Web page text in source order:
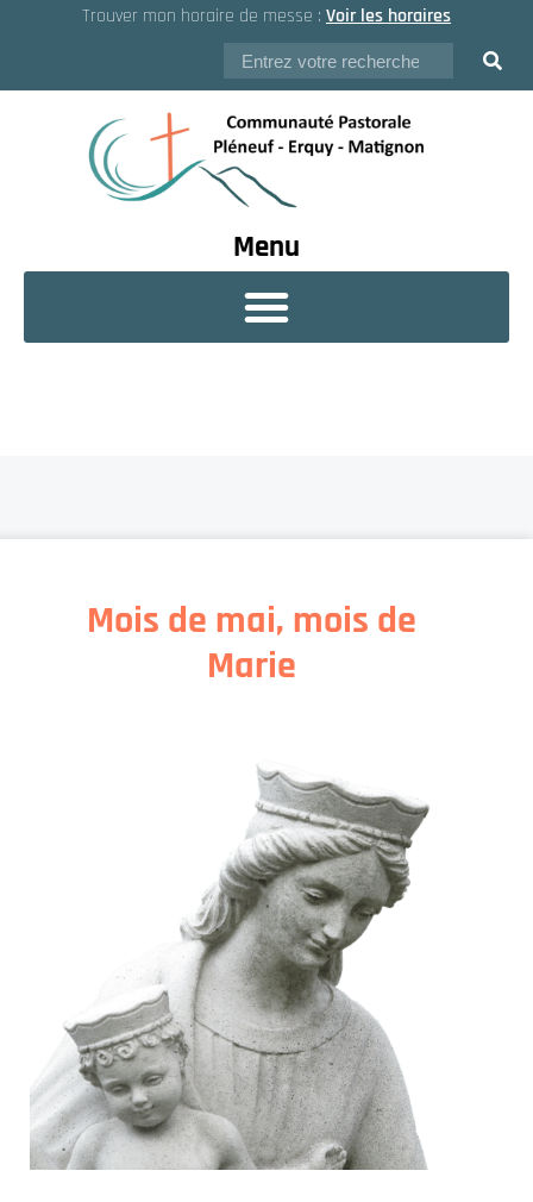
Trouver mon horaire de messe : Voir les horaires
Menu
Mois de mai, mois de
Marie